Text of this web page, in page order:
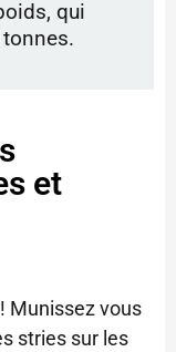
qui
et
Munissez vous
stries sur les